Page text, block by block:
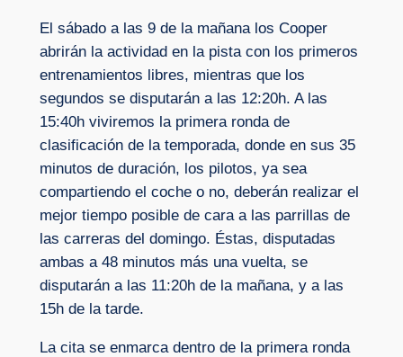
El sábado a las 9 de la mañana los Cooper
abrirán la actividad en la pista con los primeros
entrenamientos libres, mientras que los
segundos se disputarán a las 12:20h. A las
15:40h viviremos la primera ronda de
clasificación de la temporada, donde en sus 35
minutos de duración, los pilotos, ya sea
compartiendo el coche o no, deberán realizar el
mejor tiempo posible de cara a las parrillas de
las carreras del domingo. Éstas, disputadas
ambas a 48 minutos más una vuelta, se
disputarán a las 11:20h de la mañana, y a las
15h de la tarde.
La cita se enmarca dentro de la primera ronda